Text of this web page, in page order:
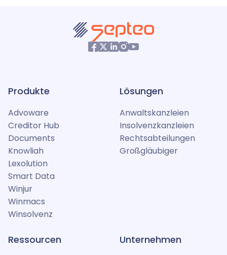
Produkte
Advoware
Creditor Hub
Documents
Knowliah
Lexolution
Smart Data
Winjur
Winmacs
Winsolvenz
Lösungen
Anwaltskanzleien
Insolvenzkanzleien
Rechtsabteilungen
Großgläubiger
Ressourcen Unternehmen